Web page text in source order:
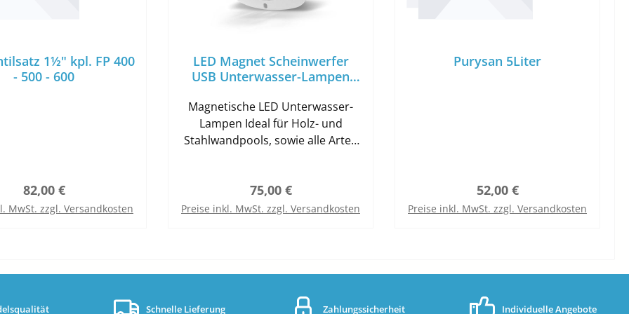
1½" kpl. FP 400
- 500 - 600
Regulärer Preis:
82,00 €
MwSt. zzgl. Versandkosten
LED Magnet Scheinwerfer
USB Unterwasser-Lampen
Magnetische LED Unterwasser-
Lampen Ideal für Holz- und
Stahlwandpools, sowie alle Arten
Auch beim Camping oder auf dem
Boot einsetzbar. Es befindet sich
Damit sind die Lampen leicht an
installierbar. Die LED-Lampen sind
Regulärer Preis:
75,00 €
Preise inkl. MwSt. zzgl. Versandkosten
Purysan 5Liter
Regulärer Preis:
52,00 €
Preise inkl. MwSt. zzgl. Versandkosten
Schnelle Lieferung Zahlungssicherheit Individuelle Angebote